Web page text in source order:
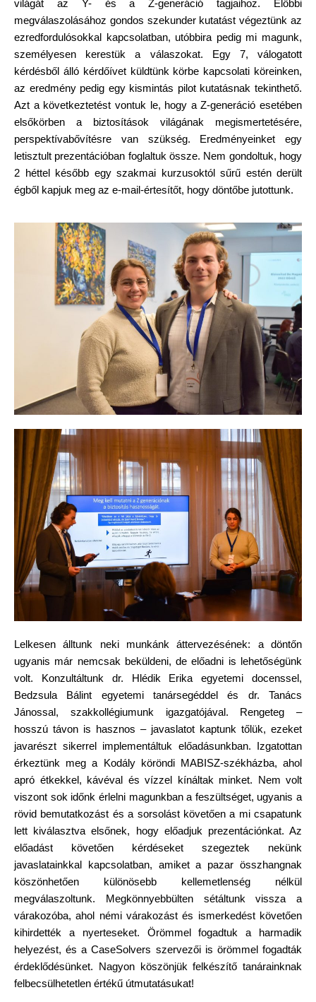
világát az Y- és a Z-generáció tagjaihoz. Előbbi
megválaszolásához gondos szekunder kutatást végeztünk az
ezredfordulósokkal kapcsolatban, utóbbira pedig mi magunk,
személyesen kerestük a válaszokat. Egy 7, válogatott
kérdésből álló kérdőívet küldtünk körbe kapcsolati köreinken,
az eredmény pedig egy kismintás pilot kutatásnak tekinthető.
Azt a következtetést vontuk le, hogy a Z-generáció esetében
elsőkörben a biztosítások világának megismertetésére,
perspektívabővítésre van szükség. Eredményeinket egy
letisztult prezentációban foglaltuk össze. Nem gondoltuk, hogy
2 héttel később egy szakmai kurzusoktól sűrű estén derült
égből kapjuk meg az e-mail-értesítőt, hogy döntőbe jutottunk.
Lelkesen álltunk neki munkánk áttervezésének: a döntőn
ugyanis már nemcsak beküldeni, de előadni is lehetőségünk
volt. Konzultáltunk dr. Hlédik Erika egyetemi docenssel,
Bedzsula Bálint egyetemi tanársegéddel és dr. Tanács
Jánossal, szakkollégiumunk igazgatójával. Rengeteg –
hosszú távon is hasznos – javaslatot kaptunk tőlük, ezeket
javarészt sikerrel implementáltuk előadásunkban. Izgatottan
érkeztünk meg a Kodály köröndi MABISZ-székházba, ahol
apró étkekkel, kávéval és vízzel kínáltak minket. Nem volt
viszont sok időnk érlelni magunkban a feszültséget, ugyanis a
rövid bemutatkozást és a sorsolást követően a mi csapatunk
lett kiválasztva elsőnek, hogy előadjuk prezentációnkat. Az
előadást követően kérdéseket szegeztek nekünk
javaslatainkkal kapcsolatban, amiket a pazar összhangnak
köszönhetően különösebb kellemetlenség nélkül
megválaszoltunk. Megkönnyebbülten sétáltunk vissza a
várakozóba, ahol némi várakozást és ismerkedést követően
kihirdették a nyerteseket. Örömmel fogadtuk a harmadik
helyezést, és a CaseSolvers szervezői is örömmel fogadták
érdeklődésünket. Nagyon köszönjük felkészítő tanárainknak
felbecsülhetetlen értékű útmutatásukat!